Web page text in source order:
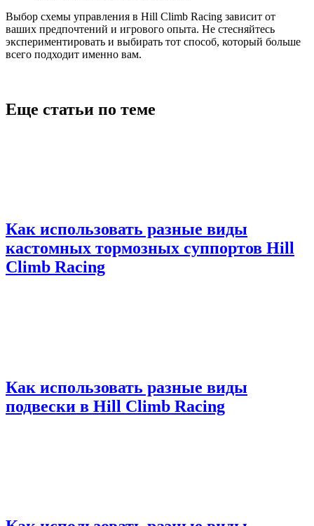
Выбор схемы управления в Hill Climb Racing зависит от
ваших предпочтений и игрового опыта. Не стесняйтесь
экспериментировать и выбирать тот способ, который больше
всего подходит именно вам.
Еще статьи по теме
Как использовать разные виды
кастомных тормозных суппортов Hill
Climb Racing
Как использовать разные виды
подвески в Hill Climb Racing